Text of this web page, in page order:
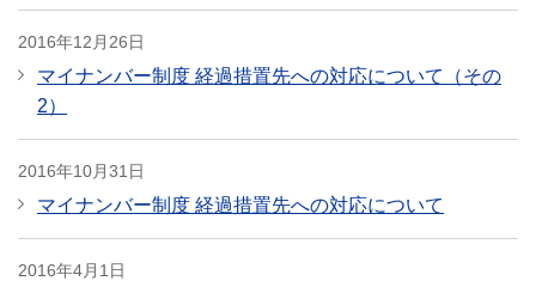
2016年12月26日
マイナンバー制度 経過措置先への対応について（その
2）
2016年10月31日
マイナンバー制度 経過措置先への対応について
2016年4月1日